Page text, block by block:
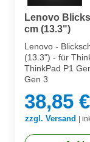
Lenovo
cm (13.3")
Lenovo -
(13.3") - für
ThinkPad P1
Gen 3
38,85
zzgl. Versand